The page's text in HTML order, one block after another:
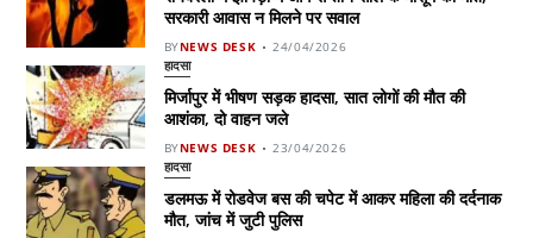
सरकारी आवास न मिलने पर सवाल
BYNEWS DESK 24/04/2026
हादसा
मिर्जापुर में भीषण सड़क हादसा, सात लोगों की मौत की
आशंका, दो वाहन जले
BYNEWS DESK 23/04/2026
हादसा
डलमऊ में रोडवेज बस की चपेट में आकर महिला की दर्दनाक
मौत, जांच में जुटी पुलिस